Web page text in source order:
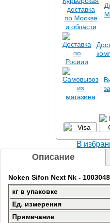
В
Описание
Noken Sifon Next Nk -
кг в упаковке
Ед. измерения
Примечание